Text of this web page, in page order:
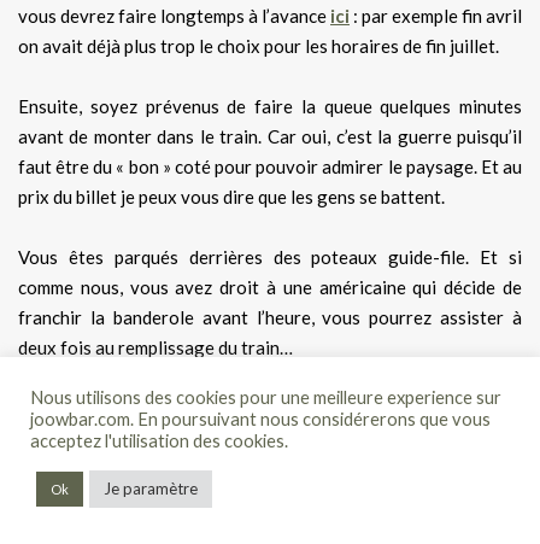
vous devrez faire longtemps à l’avance ici : par exemple fin avril
on avait déjà plus trop le choix pour les horaires de fin juillet.
Ensuite, soyez prévenus de faire la queue quelques minutes
avant de monter dans le train. Car oui, c’est la guerre puisqu’il
faut être du « bon » coté pour pouvoir admirer le paysage. Et au
prix du billet je peux vous dire que les gens se battent.
Vous êtes parqués derrières des poteaux guide-file. Et si
comme nous, vous avez droit à une américaine qui décide de
franchir la banderole avant l’heure, vous pourrez assister à
deux fois au remplissage du train…
Le train à l’intérieur n’a rien de charmant ni d’authentique. Les
paysages que vous traverserez durant près d’une heure sont
certes très beaux mais à mes yeux ne valent pas le coup de
perdre son temps avec le
Nous utilisons des cookies pour une meilleure experience sur
joowbar.com. En poursuivant nous considérerons que vous
acceptez l'utilisation des cookies.
Ok Je paramètre